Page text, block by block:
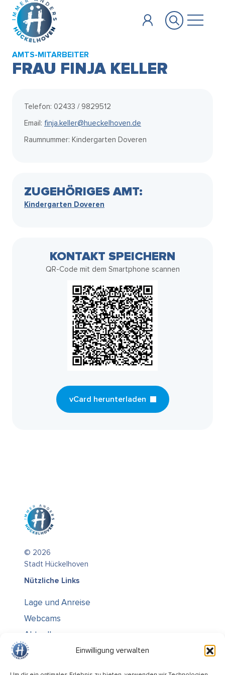
Einwilligung verwalten
Zum Hauptinhalt springen
AMTS-MITARBEITER
FRAU FINJA KELLER
Telefon: 02433 / 9829512
Email: finja.keller@hueckelhoven.de
Raumnummer: Kindergarten Doveren
ZUGEHÖRIGES AMT:
Kindergarten Doveren
KONTAKT SPEICHERN
QR-Code mit dem Smartphone scannen
vCard herunterladen
© 2026
Stadt Hückelhoven
Nützliche Links
Lage und Anreise
Webcams
Aktuelles
Über uns
Kontakt / Öffnungszeiten